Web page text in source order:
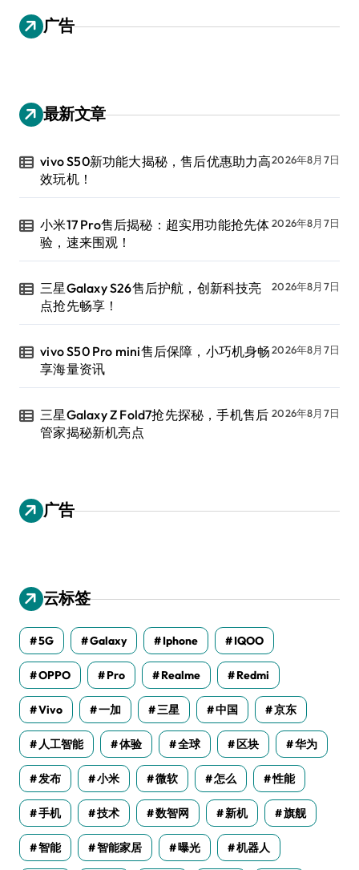
广告
最新文章
vivo S50新功能大揭秘，售后优惠助力高
效玩机！
2026年8月7日
小米17 Pro售后揭秘：超实用功能抢先体
验，速来围观！
2026年8月7日
三星Galaxy S26售后护航，创新科技亮
点抢先畅享！
2026年8月7日
vivo S50 Pro mini售后保障，小巧机身畅
享海量资讯
2026年8月7日
三星Galaxy Z Fold7抢先探秘，手机售后
管家揭秘新机亮点
2026年8月7日
广告
云标签
5G Galaxy Iphone IQOO
OPPO Pro Realme Redmi
Vivo 一加 三星 中国 京东
人工智能 体验 全球 区块 华为
发布 小米 微软 怎么 性能
手机 技术 数智网 新机 旗舰
智能 智能家居 曝光 机器人